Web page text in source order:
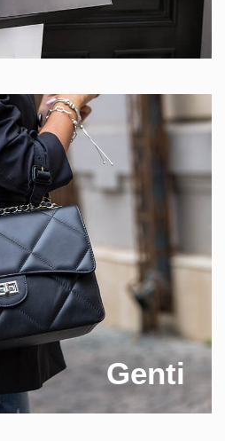
Genti